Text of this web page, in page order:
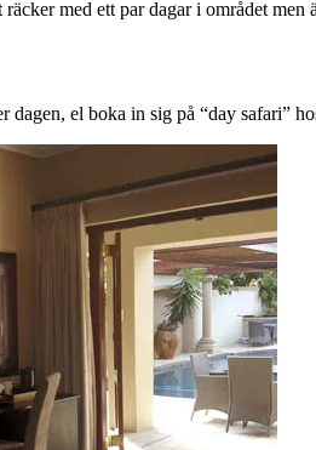
med ett par dagar i området
el boka in sig på “day safari”